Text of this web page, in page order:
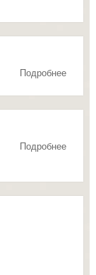
Подробнее
Подробнее